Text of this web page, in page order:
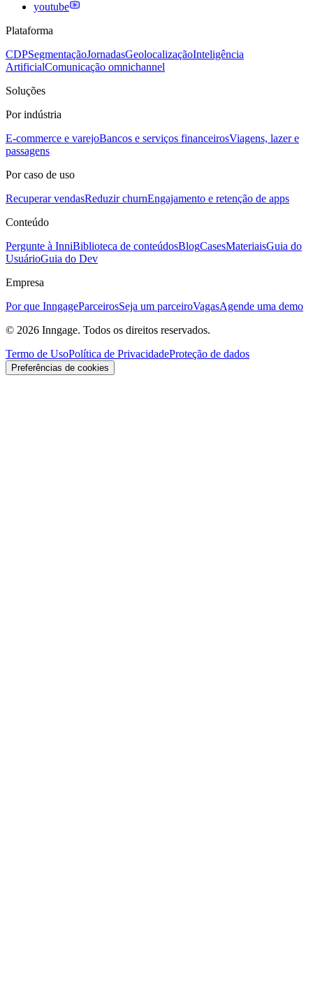
youtube
Plataforma
CDPSegmentaçãoJornadasGeolocalizaçãoInteligência
ArtificialComunicação omnichannel
Soluções
Por indústria
E-commerce e varejoBancos e serviços financeirosViagens, lazer e
passagens
Por caso de uso
Recuperar vendasReduzir churnEngajamento e retenção de apps
Conteúdo
Pergunte à InniBiblioteca de conteúdosBlogCasesMateriaisGuia do
UsuárioGuia do Dev
Empresa
Por que InngageParceirosSeja um parceiroVagasAgende uma demo
© 2026 Inngage. Todos os direitos reservados.
Termo de UsoPolítica de PrivacidadeProteção de dados
Preferências de cookies